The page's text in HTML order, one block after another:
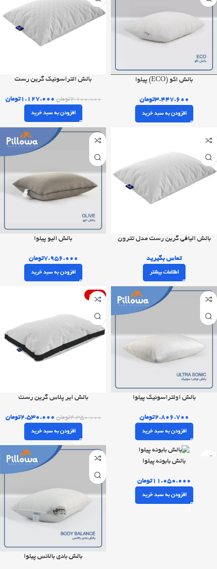
بالش اکو (ECO) پیلوا
۳.۴۴۷.۶۰۰تومان
افزودن به سبد خرید
بالش التراسونیک گرین رست
۲.۱۰۰.۰۰۰تومان ۱.۱۲۷.۰۰۰تومان
افزودن به سبد خرید
بالش الیافی گرین رست مدل تترون
تماس بگیرید
اطلاعات بیشتر
بالش الیو پیلوا
۷.۹۵۶.۰۰۰تومان
افزودن به سبد خرید
بالش اولتراسونیک پیلوا
۲.۸۰۶.۷۰۰تومان
افزودن به سبد خرید
-42%
بالش ایر پلاس گرین رست
۴.۳۵۰.۰۰۰تومان ۲.۵۳۰.۰۰۰تومان
افزودن به سبد خرید
بالش بابونه پیلوا
۱۱.۰۵۰.۰۰۰تومان
افزودن به سبد خرید
بالش بادی بالانس پیلوا